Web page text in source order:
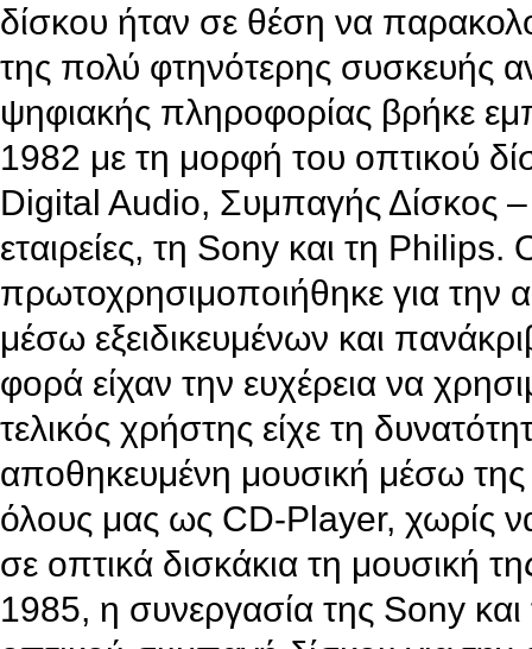
δίσκου ήταν σε θέση να
της πολύ φτηνότερης συσκευής
ψηφιακής πληροφορίας βρήκε
1982 με τη μορφή του οπτικού
Digital Audio, Συμπαγής Δίσκος
εταιρείες, τη Sony και τη
πρωτοχρησιμοποιήθηκε για
μέσω εξειδικευμένων και
φορά είχαν την ευχέρεια να
τελικός χρήστης είχε τη
αποθηκευμένη μουσική μέσω
όλους μας ως CD-Player, χωρίς
σε οπτικά δισκάκια τη μουσική
1985, η συνεργασία της Sony